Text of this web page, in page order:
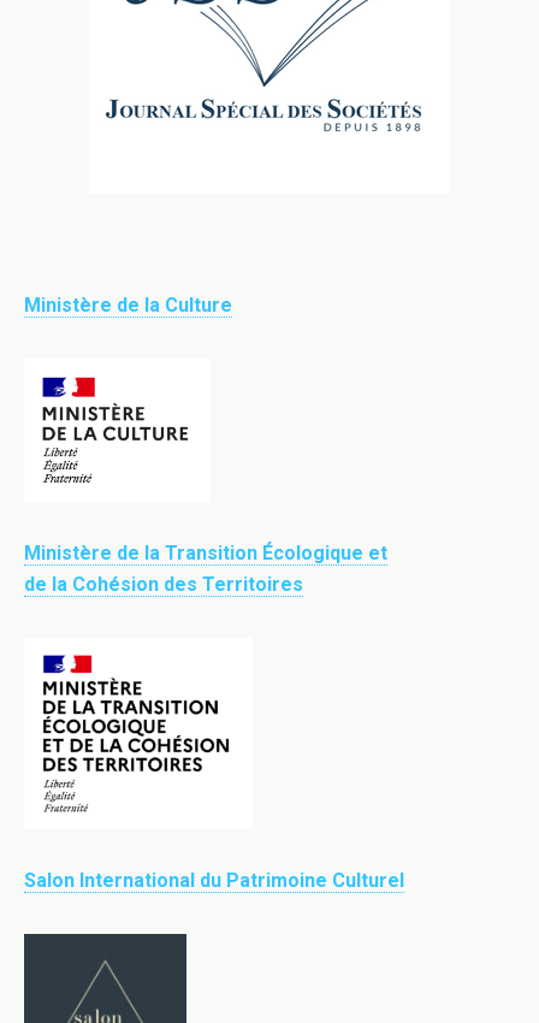
Ministère de la Culture
Ministère de la Transition Écologique et
de la Cohésion des Territoires
Salon International du Patrimoine Culturel